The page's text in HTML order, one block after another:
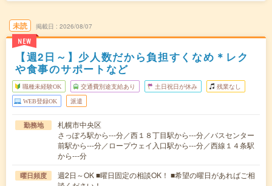
未読
NEW
掲載日 2026/08/07
【週2日～】少人数だから負担すくなめ＊レク
や食事のサポートなど
職種未経験OK 交通費別途支給あり 土日祝日が休み 残業なし
WEB登録OK 派遣
勤務地
札幌市中央区
さっぽろ駅から---分／西１８丁目駅から---分／バスセンター
前駅から---分／ロープウェイ入口駅から---分／西線１４条駅
から---分
曜日頻度
週2日～OK ■曜日固定の相談OK！ ■希望の曜日があればご相